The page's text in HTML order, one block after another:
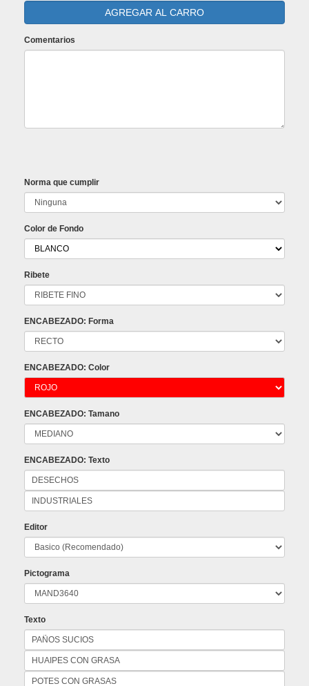
Comentarios
Norma que cumplir
Color de Fondo
Ribete
ENCABEZADO: Forma
ENCABEZADO: Color
ENCABEZADO: Tamano
ENCABEZADO: Texto
Editor
Pictograma
Texto